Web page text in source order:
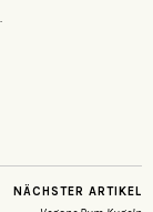
NÄCHSTER ARTIKEL